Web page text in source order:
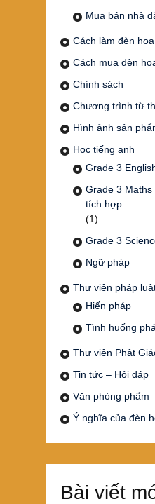
Mua bán nhà
Cách làm đèn
Cách mua đèn
Chính sách
Chương trình từ
Hình ảnh sản
Học tiếng anh
Grade 3
Grade 3 Maths
tích hợp
(1)
Grade 3
Ngữ pháp
Thư viện pháp
Hiến pháp
Tình huống
Thư viện Phật
Tin tức – Hỏi đáp
Văn phòng phẩm
Ý nghĩa của đèn
Bài viết